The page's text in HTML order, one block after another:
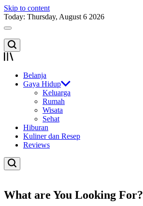
Skip to content
Today: Thursday, August 6 2026
Belanja
Gaya Hidup
Keluarga
Rumah
Wisata
Sehat
Hiburan
Kuliner dan Resep
Reviews
What are You Looking For?